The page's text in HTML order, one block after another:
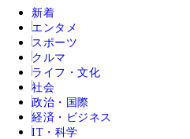
新着
エンタメ
スポーツ
クルマ
ライフ・文化
社会
政治・国際
経済・ビジネス
IT・科学